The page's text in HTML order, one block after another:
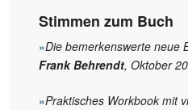
Stimmen zum Buch
»Die bemerkenswerte neue
Frank Behrendt, Oktober
»Praktisches Workbook mit